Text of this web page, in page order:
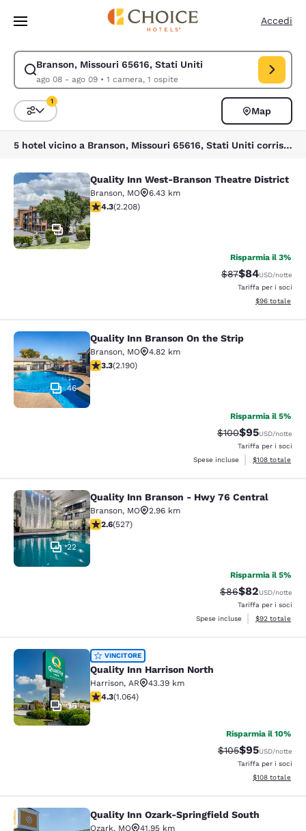
Vai A Contenuto Principale
Accedi
Branson, Missouri 65616, Stati Uniti
ago 08 - ago 09• 1 camera, 1 ospite
Modifica la ricerca per Branson, Missouri 65616, Stati Uniti. Data di
Ordina e filtra
1
Map
5 hotel vicino a Branson, Missouri 65616, Stati Uniti corrispondono ai tuoi filtri
Quality Inn West-Branson Theatre
31
Quality Inn West-Branson Theatre District
Branson, MO
6.43 km
Valutazione di 4.28 stelle. Ottimo. 2208 recensioni
4.3(2.208)
Risparmia il 3%
Tariffa di
$87Tariffa
$84USD/notte
Tariffa per i soci
Visualizza i
$96 totale
Quality Inn Branson On the Strip
46
Quality Inn Branson On the Strip
Branson, MO
4.82 km
Valutazione di 3.26 stelle. Buono. 2190 recensioni
3.3(2.190)
Risparmia il 5%
Tariffa di
$100Tariffa
$95USD/notte
Tariffa per i soci
Spese incluse
Visualizza i
$108 totale
Quality Inn Branson - Hwy 76
22
Quality Inn Branson - Hwy 76 Central
Branson, MO
2.96 km
Valutazione di 2.61 stelle. Discreto. 527 recensioni
2.6(527)
Risparmia il 5%
Tariffa di
$86Tariffa
$82USD/notte
Tariffa per i soci
Spese incluse
Visualizza i
$92 totale
Quality Inn Harrison North
36
VINCITORE
Quality Inn Harrison North
Harrison, AR
43.39 km
Valutazione di 4.28 stelle. Ottimo. 1064 recensioni
4.3(1.064)
Risparmia il 10%
Tariffa di
$105Tariffa
$95USD/notte
Tariffa per i soci
Visualizza i
$108 totale
Quality Inn Ozark-Springfield South
Quality Inn Ozark-Springfield South
Ozark, MO
41.95 km